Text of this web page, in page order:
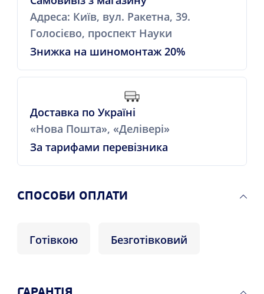
Адреса: Київ, вул. Ракетна, 39.
Голосієво, проспект Науки
Знижка на шиномонтаж 20%
Доставка по Україні
«Нова Пошта», «Делівері»
За тарифами перевізника
СПОСОБИ ОПЛАТИ
Готівкою Безготівковий